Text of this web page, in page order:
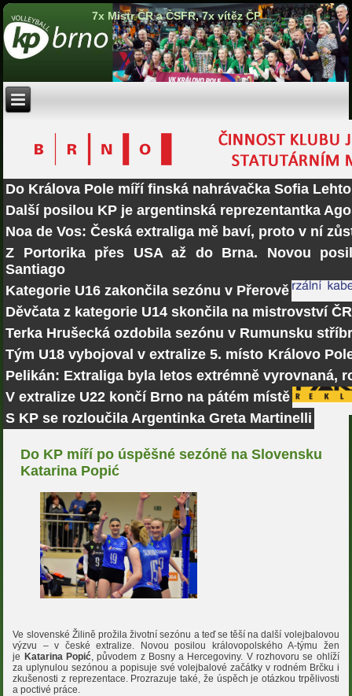
7x Mistr ČR a ČSFR, 7x vítěz ČP
Do Králova Pole míří finská nahrávačka Sofia Lehto
Další posilou KP je argentinská reprezentantka
Noa de Vos: Česká extraliga mě baví, proto v ní
Z Portorika přes USA až do Brna. Novou
Santiago
Kategorie U16 zakončila sezónu v Přerově
Děvčata z kategorie U14 skončila na mistrovství
Terka Hrušecká ozdobila sezónu v Rumunsku
Tým U18 vybojoval v extralize 5. místo Královo
Pelikán: Extraliga byla letos extrémně vyrovnaná,
V extralize U22 končí Brno na pátém místě
S KP se rozloučila Argentinka Greta Martinelli
Do KP míří po úspěšné sezóně na Slovensku
Katarina Popić
Ve slovenské Žilině prožila životní sezónu a teď se těší na další volejbalovou
výzvu – v české extralize. Novou posilou královopolského A-týmu žen
je Katarina Popić, původem z Bosny a Hercegoviny. V rozhovoru se ohlíží
za uplynulou sezónou a popisuje své volejbalové začátky v rodném Brčku i
zkušenosti z reprezentace. Prozrazuje také, že úspěch je otázkou trpělivosti
a poctivé práce.